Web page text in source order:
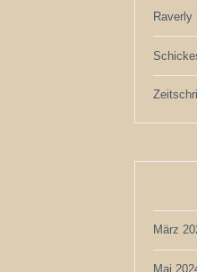
Raverly
März
Mai